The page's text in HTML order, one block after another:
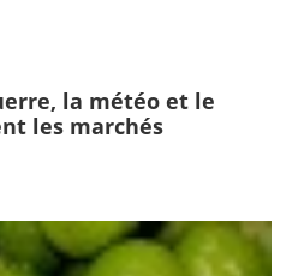
la météo et le
les marchés